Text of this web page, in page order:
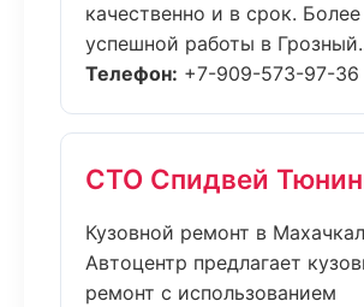
качественно и в срок. Более
успешной работы в
Телефон: +7-909-573-97-36
СТО Спидвей
Кузовной ремонт в
Автоцентр предлагает
ремонт с использованием